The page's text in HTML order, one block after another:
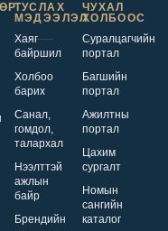
ТУСЛАХ
МЭДЭЭЛЭЛ
Хаяг
байршил
Холбоо
барих
Санал,
гомдол,
талархал
Нээлттэй
ажлын
байр
Брендийн
ЧУХАЛ
ХОЛБООС
Суралцагчийн
портал
Багшийн
портал
Ажилтны
портал
Цахим
сургалт
Номын
сангийн
каталог